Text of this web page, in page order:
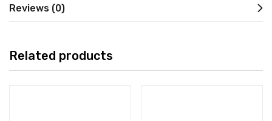
Reviews (0)
Related products